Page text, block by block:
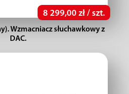
8 299,00 zł / szt.
Wzmacniacz słuchawkowy z
DAC.